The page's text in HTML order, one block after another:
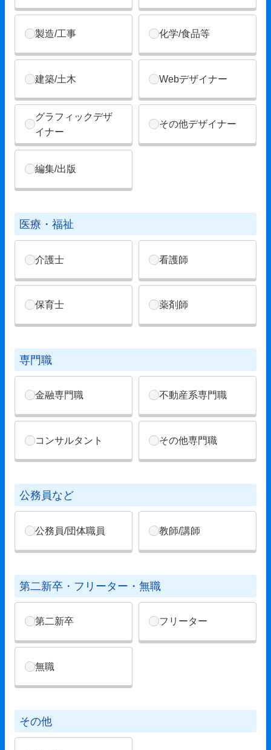
製造/工事 化学/食品等
建築/土木 Webデザイナー
グラフィックデザ
イナー
その他デザイナー
編集/出版
医療・福祉
介護士 看護師
保育士 薬剤師
専門職
金融専門職 不動産系専門職
コンサルタント その他専門職
公務員など
公務員/団体職員 教師/講師
第二新卒・フリーター・無職
第二新卒 フリーター
無職
その他